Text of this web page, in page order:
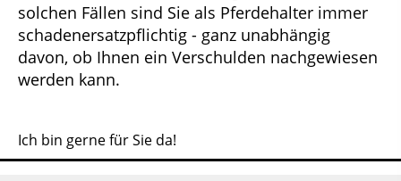
solchen Fällen sind Sie als Pferdehalter immer
schadenersatzpflichtig - ganz unabhängig
davon, ob Ihnen ein Verschulden nachgewiesen
werden kann.
Ich bin gerne für Sie da!